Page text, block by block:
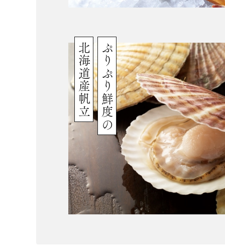
ぷりぷり鮮度の
北海道産帆立